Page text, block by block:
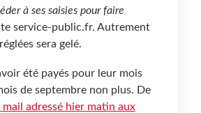
à ses saisies pour faire
service-public.fr. Autrement
sera gelé.
été payés pour leur mois
de septembre non plus. De
mail adressé hier matin aux